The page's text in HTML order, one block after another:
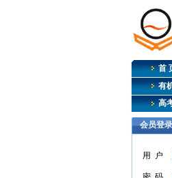
首
有
高